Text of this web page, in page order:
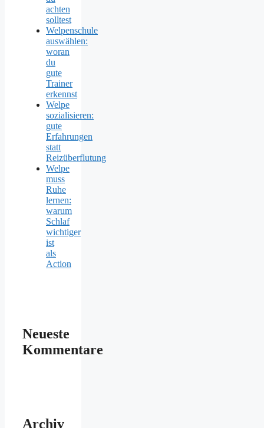
achten
solltest
Welpenschule
auswählen:
woran
du
gute
Trainer
erkennst
Welpe
sozialisieren:
gute
Erfahrungen
statt
Reizüberflutung
Welpe
muss
Ruhe
lernen:
warum
Schlaf
wichtiger
ist
als
Action
Neueste
Kommentare
Archiv